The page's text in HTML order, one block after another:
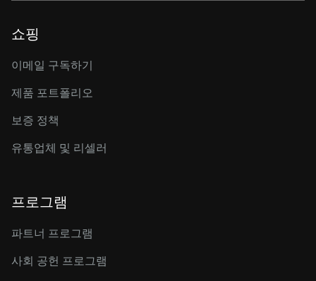
쇼핑
이메일 구독하기
제품 포트폴리오
보증 정책
유통업체 및 리셀러
프로그램
파트너 프로그램
사회 공헌 프로그램